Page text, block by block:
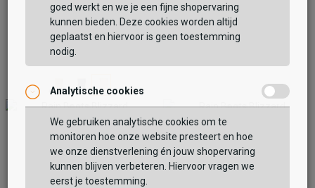
BEKIJK WINKELTAS
VERDER WINKELEN
Vaak samen gekocht met
Keq
Rainboots Fur
29,99
Xq Footwear
Rain Boots Blizzard
29,99
Xq Footwear
Rain Boots Blizzard
29,99
goed werkt en we je een fijne shopervaring
kunnen bieden. Deze cookies worden altijd
geplaatst en hiervoor is geen toestemming
nodig.
Analytische cookies
We gebruiken analytische cookies om te
monitoren hoe onze website presteert en hoe
we onze dienstverlening én jouw shopervaring
kunnen blijven verbeteren. Hiervoor vragen we
eerst je toestemming.